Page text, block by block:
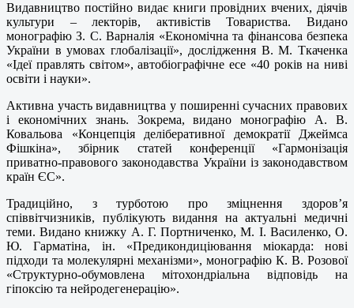
Видавництво постійно видає книги провідних вчених, діячів
культури – лекторів, активістів Товариства. Видано
монографію З. С. Варналія «Економічна та фінансова безпека
України в умовах глобалізації», дослідження В. М. Ткаченка
«Ідеї правлять світом», автобіографічне есе «40 років на ниві
освіти і науки».
Активна участь видавництва у поширенні сучасних правових
і економічних знань. Зокрема, видано монографію А. В.
Ковальова «Концепція деліберативної демократії Джеймса
Фішкіна», збірник статей конференції «Гармонізація
приватно-правового законодавства України із законодавством
країн ЄС».
Традиційно, з турботою про зміцнення здоров’я
співвітчизників, публікують видання на актуальні медичні
теми. Видано книжку А. Г. Портниченко, М. І. Василенко, О.
Ю. Гарматіна, ін. «Предикондиціювання міокарда: нові
підходи та молекулярні механізми», монографію К. В. Розової
«Структурно-обумовлена мітохондріальна відповідь на
гіпоксію та нейродегенерацію».